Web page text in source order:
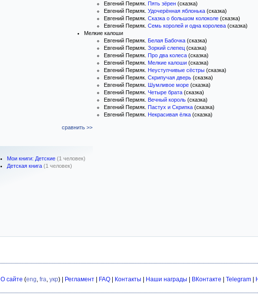
Евгений Пермяк. Пять зёрен (сказка)
Евгений Пермяк. Удочерённая яблонька (сказка)
Евгений Пермяк. Сказка о большом колоколе (сказка)
Евгений Пермяк. Семь королей и одна королева (сказка)
Мелкие калоши
Евгений Пермяк. Белая Бабочка (сказка)
Евгений Пермяк. Зоркий слепец (сказка)
Евгений Пермяк. Про два колеса (сказка)
Евгений Пермяк. Мелкие калоши (сказка)
Евгений Пермяк. Неуступчивые сёстры (сказка)
Евгений Пермяк. Скрипучая дверь (сказка)
Евгений Пермяк. Шумливое море (сказка)
Евгений Пермяк. Четыре брата (сказка)
Евгений Пермяк. Вечный король (сказка)
Евгений Пермяк. Пастух и Скрипка (сказка)
Евгений Пермяк. Некрасивая ёлка (сказка)
сравнить >>
Мои книги: Детские (1 человек)
Детская книга (1 человек)
О сайте (eng, fra, укр) | Регламент FAQ Контакты Наши награды ВКонтакте Telegram